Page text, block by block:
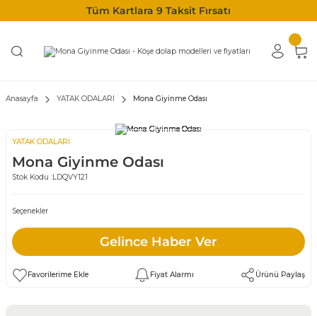
Tüm Kartlara 9 Taksit Fırsatı
Anasayfa YATAK ODALARI Mona Giyinme Odası
YATAK ODALARI
Mona Giyinme Odası
Stok Kodu :LDQVY121
Seçenekler
Gelince Haber Ver
Fiyat Alarmı Ürünü Paylaş